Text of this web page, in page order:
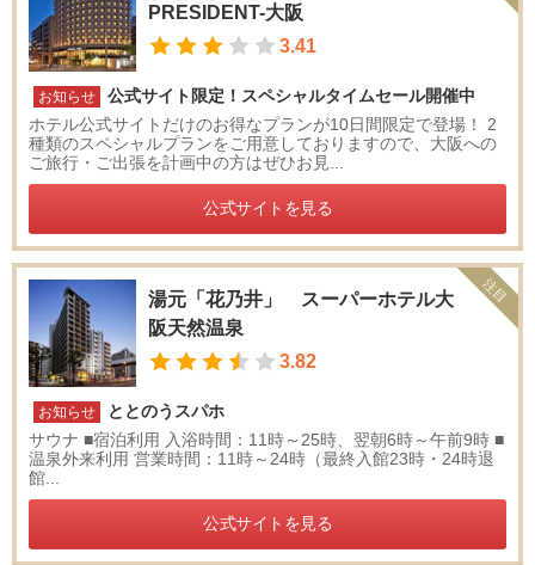
PRESIDENT-大阪
3.41
お知らせ
公式サイト限定！スペシャルタイムセール開催中
ホテル公式サイトだけのお得なプランが10日間限定で登場！ 2
種類のスペシャルプランをご用意しておりますので、大阪への
ご旅行・ご出張を計画中の方はぜひお見...
公式サイトを見る
湯元「花乃井」 スーパーホテル大
阪天然温泉
3.82
お知らせ
ととのうスパホ
サウナ ■宿泊利用 入浴時間：11時～25時、翌朝6時～午前9時 ■
温泉外来利用 営業時間：11時～24時（最終入館23時・24時退
館...
公式サイトを見る
注目